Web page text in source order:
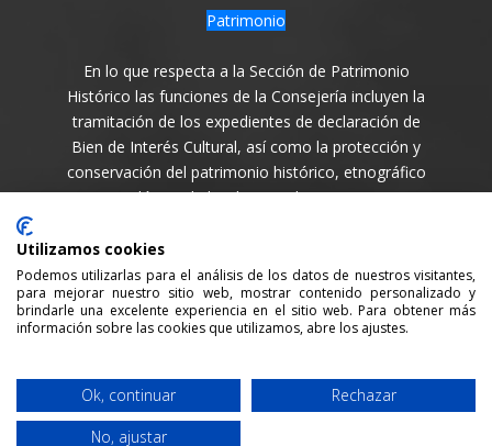
Patrimonio
En lo que respecta a la Sección de Patrimonio
Histórico las funciones de la Consejería incluyen la
tramitación de los expedientes de declaración de
Bien de Interés Cultural, así como la protección y
conservación del patrimonio histórico, etnográfico
y arqueológico de la Isla en todas sus variantes.
Consejería de Cultura y Patrimonio del Cabildo Insular
de La Palma / 2021 /Aviso legal/Política de Privacidad
Utilizamos cookies
Podemos utilizarlas para el análisis de los datos de nuestros visitantes,
para mejorar nuestro sitio web, mostrar contenido personalizado y
brindarle una excelente experiencia en el sitio web. Para obtener más
información sobre las cookies que utilizamos, abre los ajustes.
Ok, continuar
Rechazar
No, ajustar